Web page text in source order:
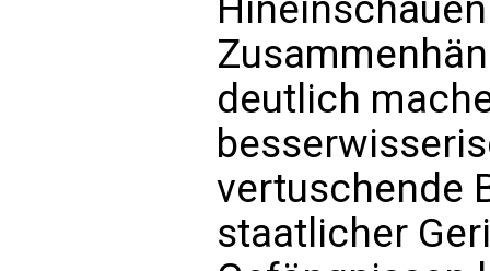
deutlich
vertuschende
staatlicher